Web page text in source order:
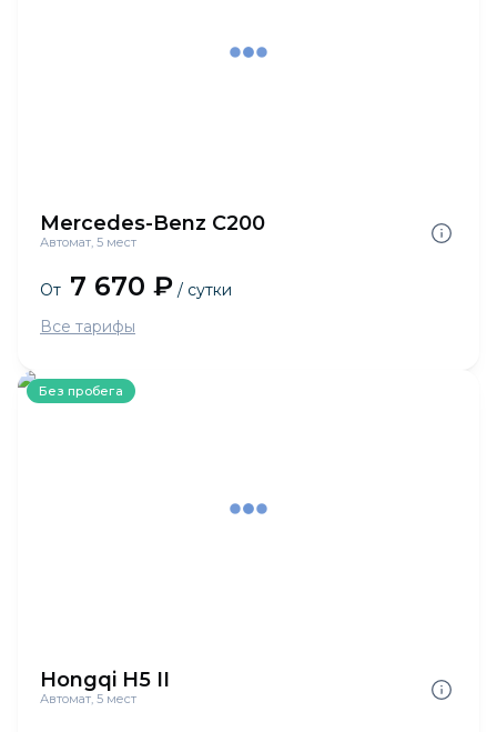
Mercedes-Benz C200
Автомат, 5 мест
От 7 670 ₽ / сутки
Все тарифы
Без пробега
Hongqi H5 II
Автомат, 5 мест